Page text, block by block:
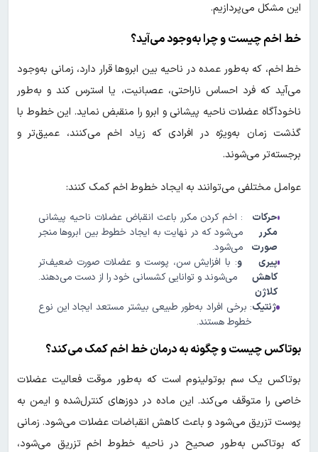
این مشکل می‌پردازیم.
خط اخم چیست و چرا به‌وجود می‌آید؟
خط اخم، که به‌طور عمده در ناحیه بین ابروها قرار دارد، زمانی به‌وجود
می‌آید که فرد احساس ناراحتی، عصبانیت، یا استرس کند و به‌طور
ناخودآگاه عضلات ناحیه پیشانی و ابرو را منقبض نماید. این خطوط با
گذشت زمان به‌ویژه در افرادی که زیاد اخم می‌کنند، عمیق‌تر و
برجسته‌تر می‌شوند.
عوامل مختلفی می‌توانند به ایجاد خطوط اخم کمک کنند:
حرکات
مکرر
صورت
: اخم کردن مکرر باعث انقباض عضلات ناحیه پیشانی
می‌شود که در نهایت به ایجاد خطوط بین ابروها منجر
می‌شود.
پیری و
کاهش
کلاژن
: با افزایش سن، پوست و عضلات صورت ضعیف‌تر
می‌شوند و توانایی کشسانی خود را از دست می‌دهند.
ژنتیک: برخی افراد به‌طور طبیعی بیشتر مستعد ایجاد این نوع
خطوط هستند.
بوتاکس چیست و چگونه به درمان خط اخم کمک می‌کند؟
بوتاکس یک سم بوتولینوم است که به‌طور موقت فعالیت عضلات
خاصی را متوقف می‌کند. این ماده در دوزهای کنترل‌شده و ایمن به
پوست تزریق می‌شود و باعث کاهش انقباضات عضلات می‌شود. زمانی
که بوتاکس به‌طور صحیح در ناحیه خطوط اخم تزریق می‌شود،